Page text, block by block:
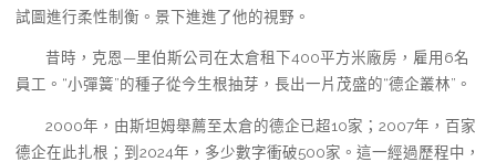
試圖進行柔性制衡。景下進進了他的視野。
昔時，克恩—里伯斯公司在太倉租下400平方米廠房，雇用6名
員工。“小彈簧”的種子從今生根抽芽，長出一片茂盛的“德企叢林”。
2000年，由斯坦姆舉薦至太倉的德企已超10家；2007年，百家
德企在此扎根；到2024年，多少數字衝破500家。這一經過歷程中，